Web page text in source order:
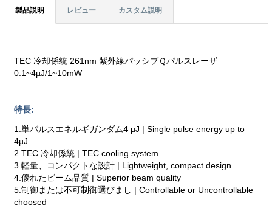
製品説明 レビュー カスタム説明
TEC 冷却係統 261nm 紫外線パッシブＱパルスレーザ
0.1~4µJ/1~10mW
特長:
1.単パルスエネルギガンダム4 µJ | Single pulse energy up to
4µJ
2.TEC 冷却係統 | TEC cooling system
3.軽量、コンパクトな設計 | Lightweight, compact design
4.優れたビーム品質 | Superior beam quality
5.制御または不可制御選びまし | Controllable or Uncontrollable
choosed